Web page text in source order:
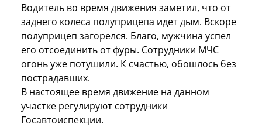
Водитель во время движения заметил, что от
заднего колеса полуприцепа идет дым. Вскоре
полуприцеп загорелся. Благо, мужчина успел
его отсоединить от фуры. Сотрудники МЧС
огонь уже потушили. К счастью, обошлось без
пострадавших.
В настоящее время движение на данном
участке регулируют сотрудники
Госавтоиспекции.